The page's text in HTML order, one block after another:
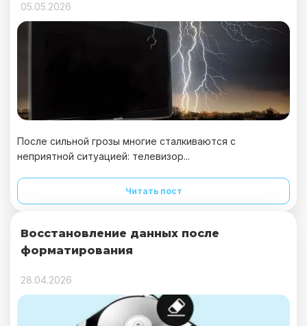
05.05.2026
После сильной грозы многие сталкиваются с
неприятной ситуацией: телевизор...
Читать пост
Восстановление данных после
форматирования
28.04.2026